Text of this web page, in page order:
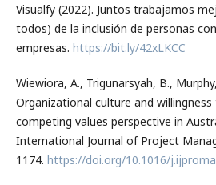
Visualfy (2022). Juntos trabajamos
todos) de la inclusión de personas
empresas. https://bit.ly/42xLKCC
Wiewiora, A., Trigunarsyah, B.,
Organizational culture and
competing values perspective in
International Journal of Project
1174. https://doi.org/10.1016/